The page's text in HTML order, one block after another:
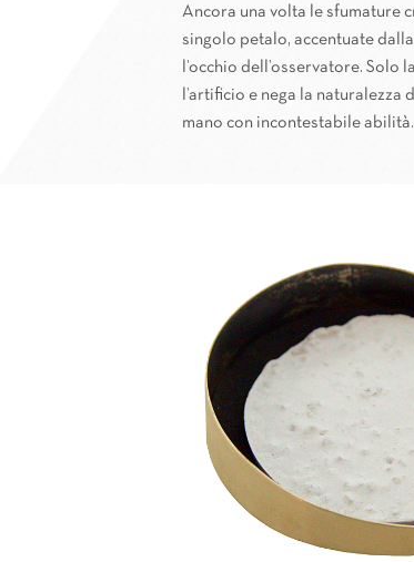
Ancora una volta le sfumature
singolo petalo, accentuate
l’occhio dell’osservatore.
l’artificio e nega la
mano con incontestabile abilità.